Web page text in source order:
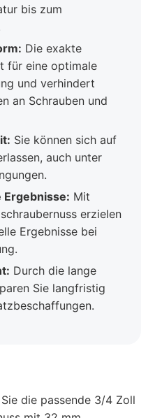
bis zum
Die exakte
für eine optimale
und verhindert
an Schrauben und
Sie können sich auf
auch unter
Ergebnisse: Mit
erzielen
Ergebnisse bei
Durch die lange
Sie langfristig
Sie die passende 3/4 Zoll